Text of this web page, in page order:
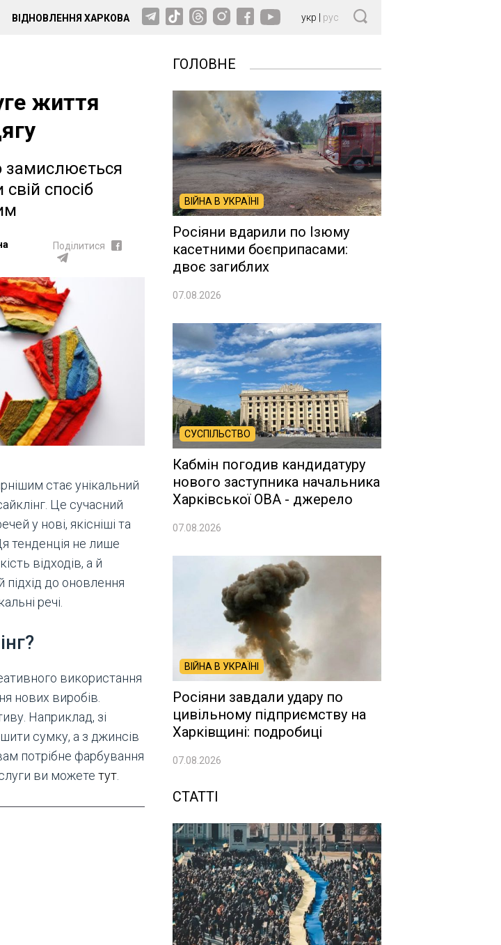
ВІДНОВЛЕННЯ ХАРКОВА укр рус
життя
замислюється
спосіб
Поділитися
стає унікальний
Це сучасний
у нові, якісніші та
тенденція не лише
відходів, а й
до оновлення
речі.
використання
нових виробів.
Наприклад, зі
сумку, а з джинсів
потрібне фарбування
ви можете тут
ГОЛОВНЕ
ВІЙНА В УКРАЇНІ
Росіяни вдарили по Ізюму
касетними боєприпасами:
двоє загиблих
07.08.2026
СУСПІЛЬСТВО
Кабмін погодив кандидатуру
нового заступника начальника
Харківської ОВА - джерело
07.08.2026
ВІЙНА В УКРАЇНІ
Росіяни завдали удару по
цивільному підприємству на
Харківщині: подробиці
07.08.2026
СТАТТІ